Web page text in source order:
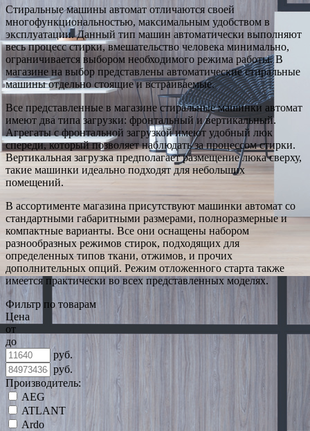
Стиральные машины автомат отличаются своей
многофункциональностью, максимальным удобством в
эксплуатации. Данный тип машин автоматически выполняют
весь процесс стирки, вмешательство человека минимально,
ограничивается выбором необходимого режима работы. В
магазине на выбор представлены автоматические стиральные
машины отдельно стоящие и встраиваемые.
Все представленные в магазине стиральные машинки автомат
имеют два типа загрузки: фронтальный и вертикальный.
Агрегаты с фронтальной загрузкой имеют удобный люк
спереди, который позволяет наблюдать за процессом стирки.
Вертикальная загрузка предполагает размещение люка сверху,
такие машинки идеально подходят для небольших
помещений.
В ассортименте магазина присутствуют машинки автомат со
стандартными габаритными размерами, полноразмерные и
компактные варианты. Все они оснащены набором
разнообразных режимов стирок, подходящих для
определенных типов ткани, отжимов, и прочих
дополнительных опций. Режим отложенного старта также
имеется практически во всех представленных моделях.
Фильтр по товарам
Цена
от
до
руб.
руб.
Производитель:
AEG
ATLANT
Ardo